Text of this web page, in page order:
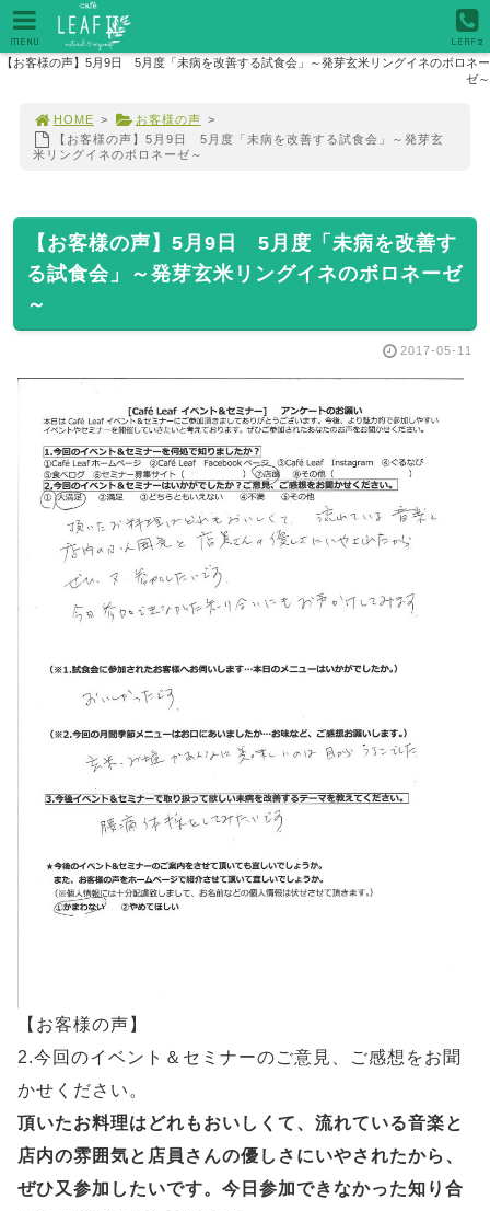
【お客様の声】5月9日 5月度「未病を改善する試食会」～発芽玄米リングイネのボロネー
ゼ～
HOME > お客様の声 >
【お客様の声】5月9日 5月度「未病を改善する試食会」～発芽玄
米リングイネのボロネーゼ～
【お客様の声】5月9日 5月度「未病を改善す
る試食会」～発芽玄米リングイネのボロネーゼ
～
2017-05-11
【お客様の声】
2.今回のイベント＆セミナーのご意見、ご感想をお聞
かせください。
頂いたお料理はどれもおいしくて、流れている音楽と
店内の雰囲気と店員さんの優しさにいやされたから、
ぜひ又参加したいです。今日参加できなかった知り合
MENU LEAF2